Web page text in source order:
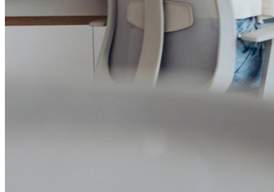
Alelo Tudo Alelo Pod Gestão de VT
Soluções de Pagamentos
CNPJ 04.740.876/0001-25 | Alameda Xingu, 512, 3º, 4º e 16º (parte)
andares, Alphaville, Barueri/SP | CEP 06455-030